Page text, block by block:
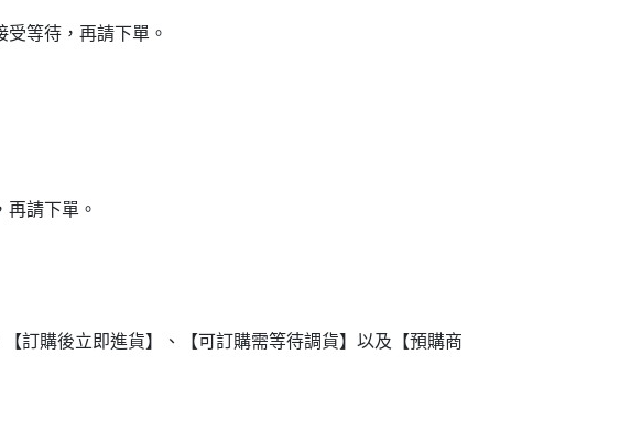
等待，再請下單。
請下單。
訂購後立即進貨】、【可訂購需等待調貨】以及【預購商